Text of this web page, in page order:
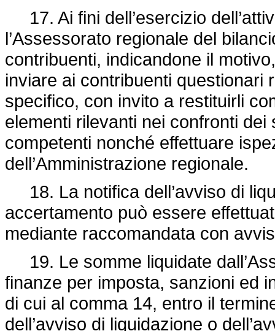
17. Ai fini dell’esercizio
l’Assessorato regionale del
contribuenti, indicandone il
inviare ai contribuenti questionari
specifico, con invito a restituirli
elementi rilevanti nei confronti
competenti nonché effettuare
dell’Amministrazione regionale.
18. La notifica dell’avviso di
accertamento può essere
mediante raccomandata con
19. Le somme liquidate
finanze per imposta, sanzioni ed
di cui al comma 14, entro il
dell’avviso di liquidazione o